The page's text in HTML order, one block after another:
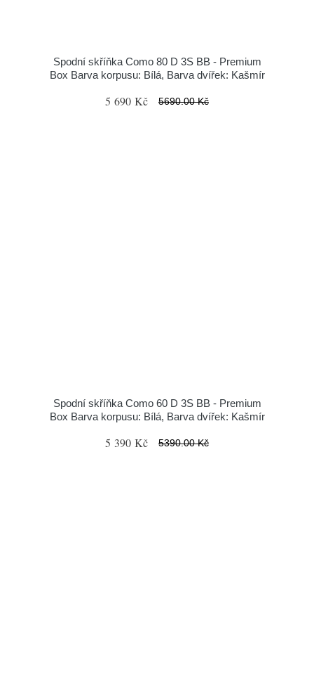
Spodní skříňka Como 80 D 3S BB - Premium
Box Barva korpusu: Bílá, Barva dvířek: Kašmír
5 690 Kč 5690.00 Kč
Spodní skříňka Como 60 D 3S BB - Premium
Box Barva korpusu: Bílá, Barva dvířek: Kašmír
5 390 Kč 5390.00 Kč